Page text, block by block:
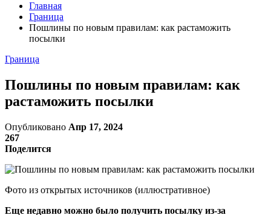
Главная
Граница
Пошлины по новым правилам: как растаможить
посылки
Граница
Пошлины по новым правилам: как
растаможить посылки
Опубликовано Апр 17, 2024
267
Поделится
Фото из открытых источников (иллюстративное)
Еще недавно можно было получить посылку из-за